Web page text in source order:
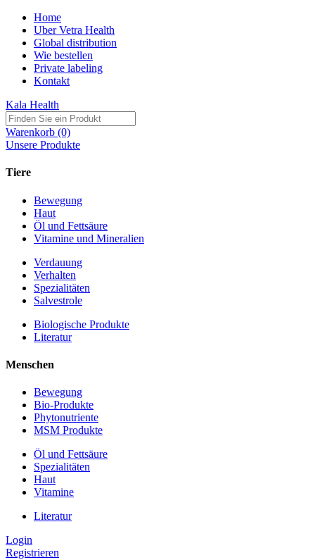
Home
Uber Vetra Health
Global distribution
Wie bestellen
Private labeling
Kontakt
Kala Health
Warenkorb (0)
Unsere Produkte
Tiere
Bewegung
Haut
Öl und Fettsäure
Vitamine und Mineralien
Verdauung
Verhalten
Spezialitäten
Salvestrole
Biologische Produkte
Literatur
Menschen
Bewegung
Bio-Produkte
Phytonutriente
MSM Produkte
Öl und Fettsäure
Spezialitäten
Haut
Vitamine
Literatur
Login
Registrieren